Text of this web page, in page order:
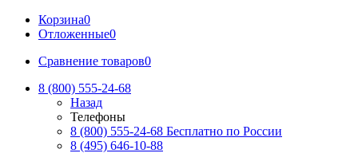
Корзина0
Отложенные0
Сравнение товаров0
8 (800) 555-24-68
Назад
Телефоны
8 (800) 555-24-68 Бесплатно по России
8 (495) 646-10-88